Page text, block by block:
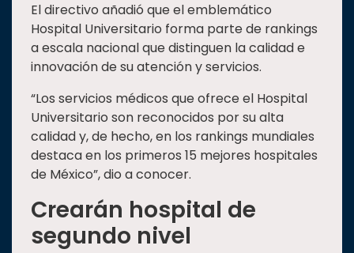
El directivo añadió que el emblemático
Hospital Universitario forma parte de rankings
a escala nacional que distinguen la calidad e
innovación de su atención y servicios.
“Los servicios médicos que ofrece el Hospital
Universitario son reconocidos por su alta
calidad y, de hecho, en los rankings mundiales
destaca en los primeros 15 mejores hospitales
de México”, dio a conocer.
Crearán hospital de
segundo nivel